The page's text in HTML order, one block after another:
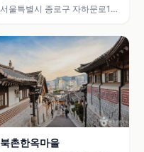
서울특별시 종로구 자하문로17
북촌한옥마을